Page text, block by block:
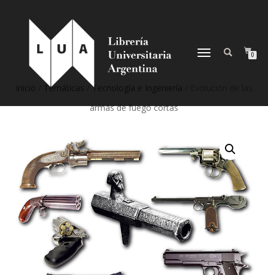
NAVEGACIÓN
0
Temáticas /Tecnología e Ingeniería
armas de fuego cortas